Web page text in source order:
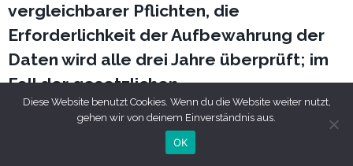
vergleichbarer Pflichten, die
Erforderlichkeit der Aufbewahrung der
Daten wird alle drei Jahre überprüft; im
Fall der gesetzlichen
Archivierungspflichten erfolgt die
Löschung nach deren Ablauf (Ende
handelsrechtlicher (6 Jahre) und
Diese Website benutzt Cookies. Wenn du die Website weiter nutzt,
gehen wir von deinem Einverständnis aus.
OK